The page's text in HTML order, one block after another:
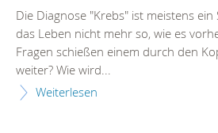
Die Diagnose "Krebs" ist meistens ein
das Leben nicht mehr so, wie es
Fragen schießen einem durch den
weiter? Wie wird...
Weiterlesen